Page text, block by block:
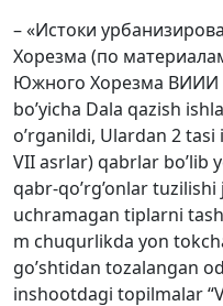
– «Истоки
Хорезма (по
Южного Хорезма ВИИИ
bo’yicha Dala qazish
o’rganildi, Ulardan 2
VII asrlar) qabrlar bo’lib
qabr-qo’rg’onlar
uchramagan tiplarni
m chuqurlikda yon
go’shtidan tozalangan
inshootdagi topilmalar